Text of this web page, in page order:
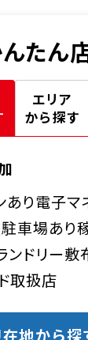
たん
エリア
から探す
あり電子マ
駐車場あり
ンドリー敷
取扱店